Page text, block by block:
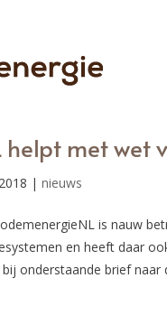
helpt met wet
|nieuws
is nauw
en heeft daar
onderstaande brief naar